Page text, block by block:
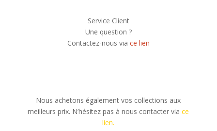
Service Client
Une question ?
Contactez-nous via ce lien
Nous achetons également vos collections aux
meilleurs prix. N’hésitez pas à nous contacter viace
lien.